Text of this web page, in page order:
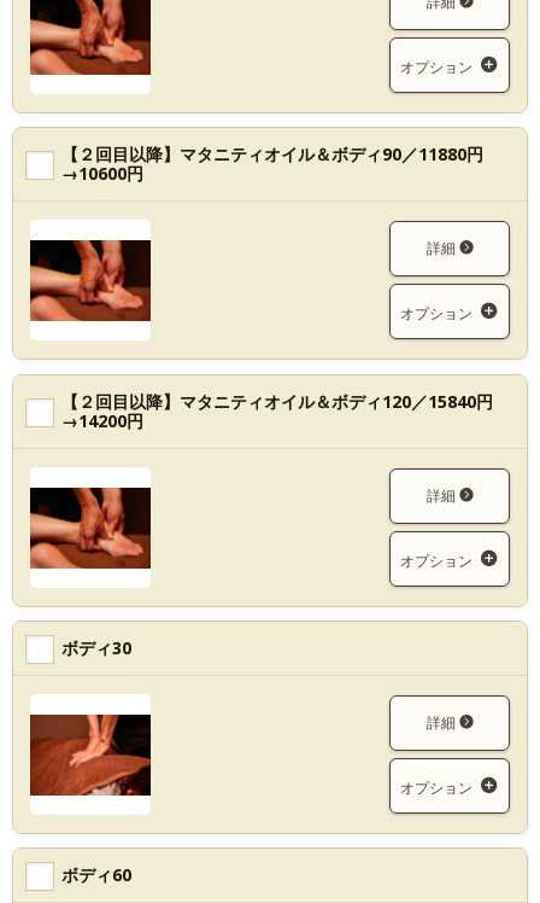
オプション
【２回目以降】マタニティオイル＆ボディ90／11880円
→10600円
詳細
オプション
【２回目以降】マタニティオイル＆ボディ120／15840円
→14200円
詳細
オプション
ボディ30
詳細
オプション
ボディ60